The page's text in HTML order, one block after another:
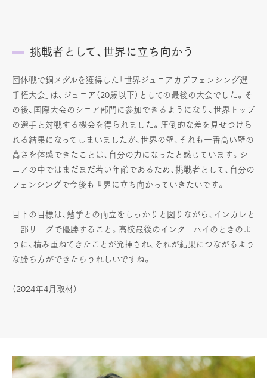
挑戦者として、世界に立ち向かう
団体戦で銅メダルを獲得した「世界ジュニアカデフェンシング選
手権大会」は、ジュニア（20歳以下）としての最後の大会でした。そ
の後、国際大会のシニア部門に参加できるようになり、世界トップ
の選手と対戦する機会を得られました。圧倒的な差を見せつけら
れる結果になってしまいましたが、世界の壁、それも一番高い壁の
高さを体感できたことは、自分の力になったと感じています。シ
ニアの中ではまだまだ若い年齢であるため、挑戦者として、自分の
フェンシングで今後も世界に立ち向かっていきたいです。
目下の目標は、勉学との両立をしっかりと図りながら、インカレと
一部リーグで優勝すること。高校最後のインターハイのときのよ
うに、積み重ねてきたことが発揮され、それが結果につながるよう
な勝ち方ができたらうれしいですね。
（2024年4月取材）